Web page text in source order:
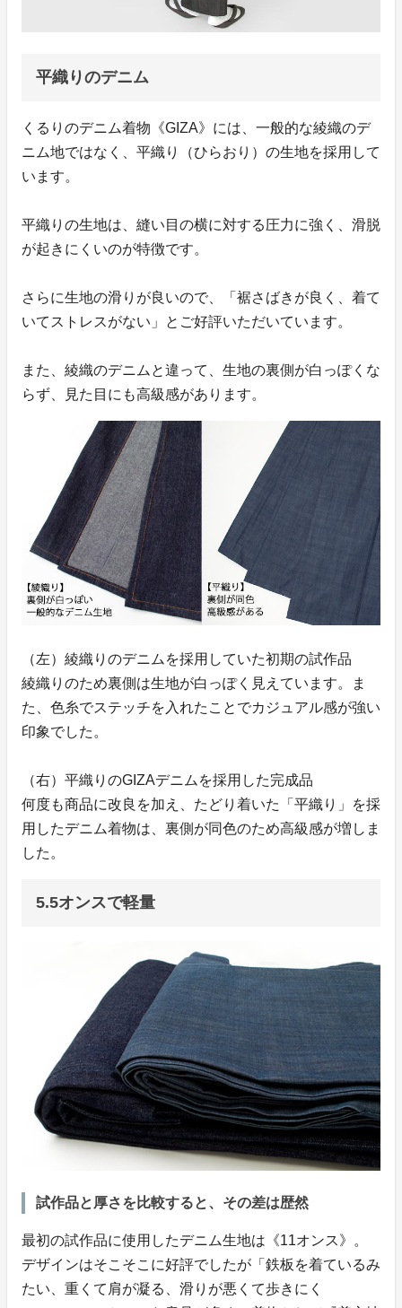
平織りのデニム
くるりのデニム着物《GIZA》には、一般的な綾織のデ
ニム地ではなく、平織り（ひらおり）の生地を採用して
います。
平織りの生地は、縫い目の横に対する圧力に強く、滑脱
が起きにくいのが特徴です。
さらに生地の滑りが良いので、「裾さばきが良く、着て
いてストレスがない」とご好評いただいています。
また、綾織のデニムと違って、生地の裏側が白っぽくな
らず、見た目にも高級感があります。
（左）綾織りのデニムを採用していた初期の試作品
綾織りのため裏側は生地が白っぽく見えています。ま
た、色糸でステッチを入れたことでカジュアル感が強い
印象でした。
（右）平織りのGIZAデニムを採用した完成品
何度も商品に改良を加え、たどり着いた「平織り」を採
用したデニム着物は、裏側が同色のため高級感が増しま
した。
5.5オンスで軽量
試作品と厚さを比較すると、その差は歴然
最初の試作品に使用したデニム生地は《11オンス》。
デザインはそこそこに好評でしたが「鉄板を着ているみ
たい、重くて肩が凝る、滑りが悪くて歩きにく